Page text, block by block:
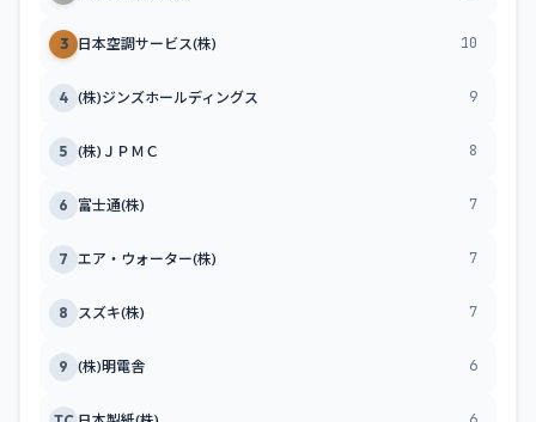
3 日本空調サービス(株) 10
4 (株)ジンズホールディングス 9
5 (株)ＪＰＭＣ 8
6 富士通(株) 7
7 エア・ウォーター(株) 7
8 スズキ(株) 7
9 (株)明電舎 6